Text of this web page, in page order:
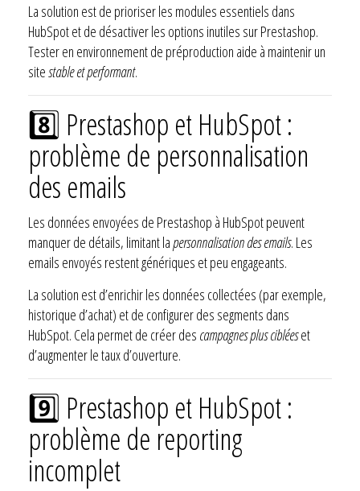
La solution est de prioriser les modules essentiels dans
HubSpot et de désactiver les options inutiles sur Prestashop.
Tester en environnement de préproduction aide à maintenir un
sitestable et performant.
8️⃣ Prestashop et HubSpot :
problème de personnalisation
des emails
Les données envoyées de Prestashop à HubSpot peuvent
manquer de détails, limitant lapersonnalisation des emails. Les
emails envoyés restent génériques et peu engageants.
La solution est d’enrichir les données collectées (par exemple,
historique d’achat) et de configurer des segments dans
HubSpot. Cela permet de créer des campagnes plus cibléeset
d’augmenter le taux d’ouverture.
9️⃣ Prestashop et HubSpot :
problème de reporting
incomplet